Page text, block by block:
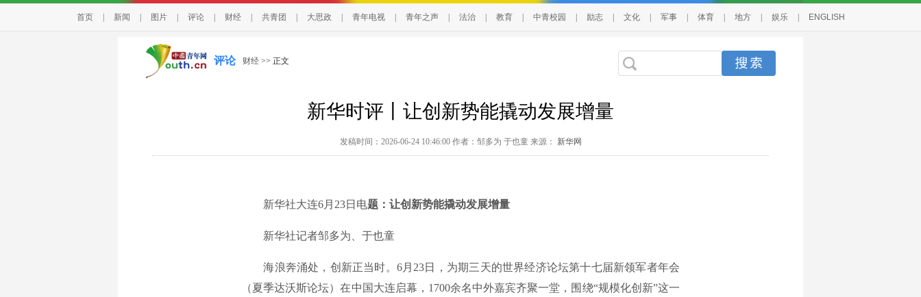
首页 新闻 图片 评论 财经 共青团 大思政 青年电视 青年之声 法治 教育 中青校园 励志 文化 军事 体育 地方 娱乐 ENGLISH
评论 财经 >> 正文
新华时评丨让创新势能撬动发展增量
发稿时间：2026-06-24 10:46:00 作者：邹多为 于也童 来源： 新华网
新华社大连6月23日电题：让创新势能撬动发展增量
新华社记者邹多为、于也童
海浪奔涌处，创新正当时。6月23日，为期三天的世界经济论坛第十七届新领军者年会
（夏季达沃斯论坛）在中国大连启幕，1700余名中外嘉宾齐聚一堂，围绕“规模化创新”这一